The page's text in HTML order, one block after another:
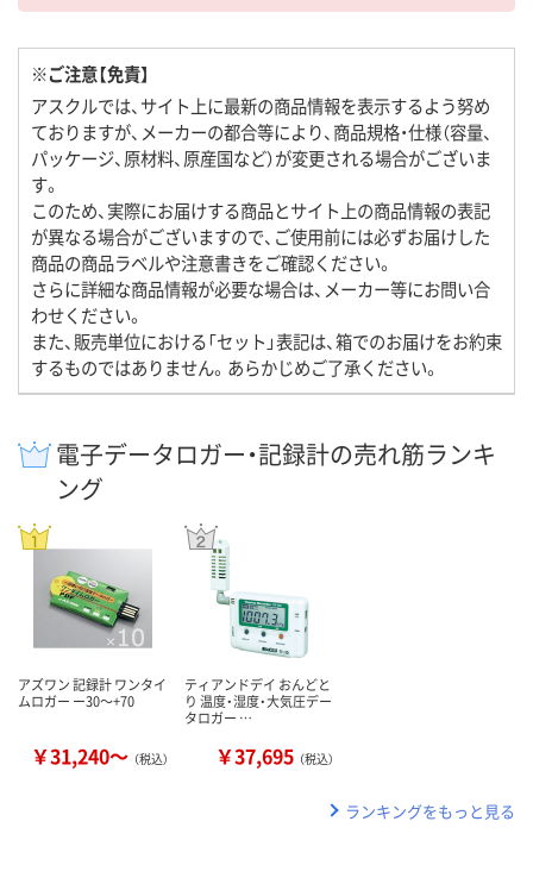
※ご注意【免責】
アスクルでは、サイト上に最新の商品情報を表示するよう努め
ておりますが、メーカーの都合等により、商品規格・仕様（容量、
パッケージ、原材料、原産国など）が変更される場合がございま
す。
このため、実際にお届けする商品とサイト上の商品情報の表記
が異なる場合がございますので、ご使用前には必ずお届けした
商品の商品ラベルや注意書きをご確認ください。
さらに詳細な商品情報が必要な場合は、メーカー等にお問い合
わせください。
また、販売単位における「セット」表記は、箱でのお届けをお約束
するものではありません。あらかじめご了承ください。
電子データロガー・記録計の売れ筋ランキ
ング
アズワン 記録計 ワンタイ
ムロガー ー30～+70
￥31,240～ （税込）
ティアンドデイ おんどと
り 温度・湿度・大気圧デー
タロガー …
￥37,695 （税込）
ランキングをもっと見る